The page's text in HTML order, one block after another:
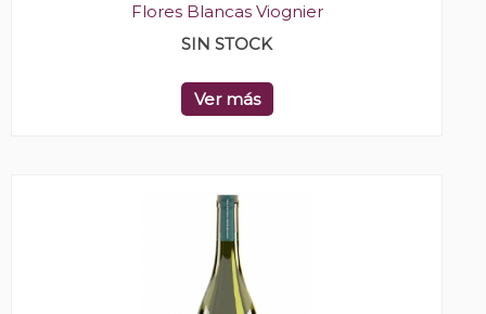
Flores Blancas Viognier
SIN STOCK
Ver más